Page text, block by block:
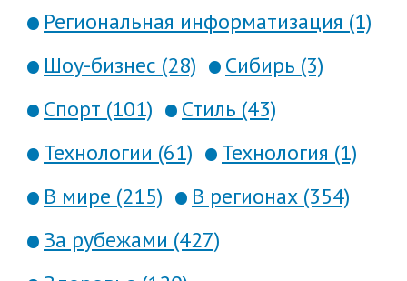
Региональная информатизация (1)
Шоу-бизнес (28)
Сибирь (3)
Спорт (101)
Стиль (43)
Технологии (61)
Технология (1)
В мире (215)
В регионах (354)
За рубежами (427)